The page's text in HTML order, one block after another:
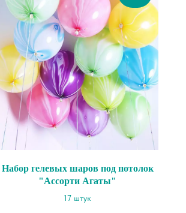
Набор гелевых шаров под потолок
"Ассорти Агаты"
17 штук